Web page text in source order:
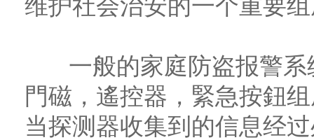
维护社会治安的一个重要
一般的家庭防盗报警系
門磁，遙控器，緊急按鈕
当探测器收集到的信息经